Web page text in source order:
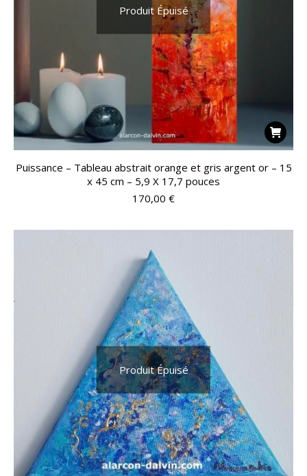
Produit Épuisé
Puissance – Tableau abstrait orange et gris argent or – 15
x 45 cm – 5,9 X 17,7 pouces
170,00 €
Produit Épuisé